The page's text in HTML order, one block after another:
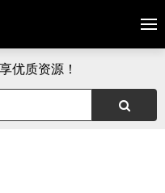
优质资源！